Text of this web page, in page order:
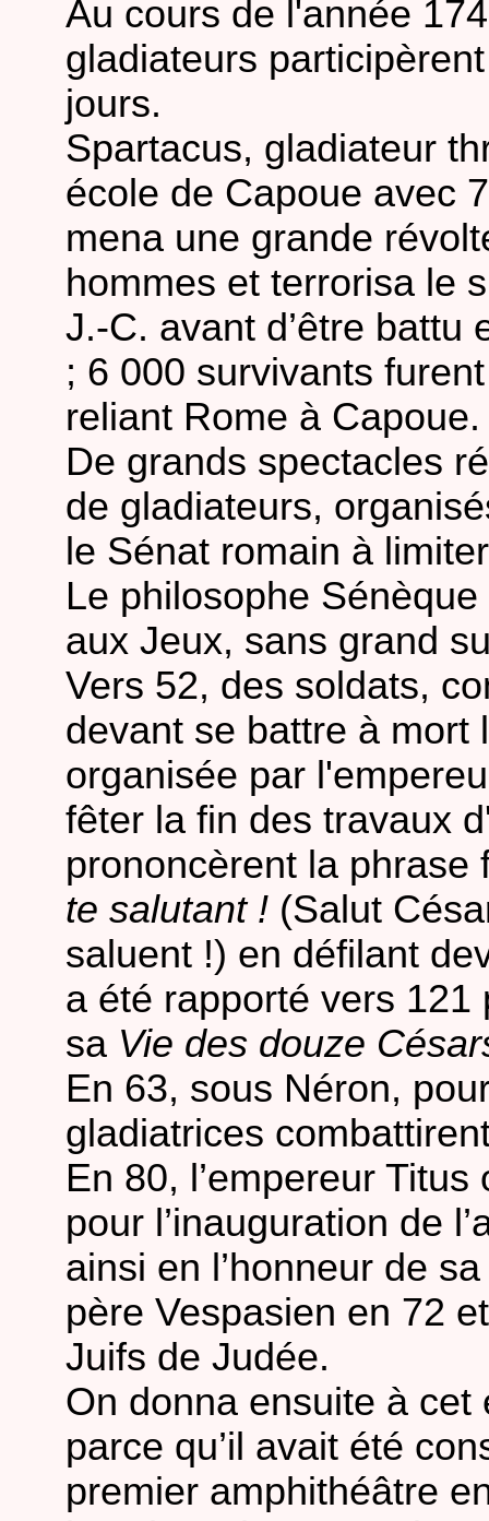
Au cours de l'année
gladiateurs
jours.
Spartacus, gladiateur
école de Capoue avec
mena une grande
hommes et terrorisa le
J.-C. avant d’être battu
; 6 000 survivants
reliant Rome à Capoue.
De grands spectacles
de gladiateurs,
le Sénat romain à
Le philosophe
aux Jeux, sans grand
Vers 52, des soldats,
devant se battre à mort
organisée par
fêter la fin des travaux
prononcèrent la
te salutant !(Salut
saluent !) en défilant
a été rapporté vers 121
sa Vie des douze
En 63, sous Néron,
gladiatrices
En 80, l’empereur
pour l’inauguration de
ainsi en l’honneur de
père Vespasien en 72
Juifs de Judée.
On donna ensuite à
parce qu’il avait été
premier amphithéâtre